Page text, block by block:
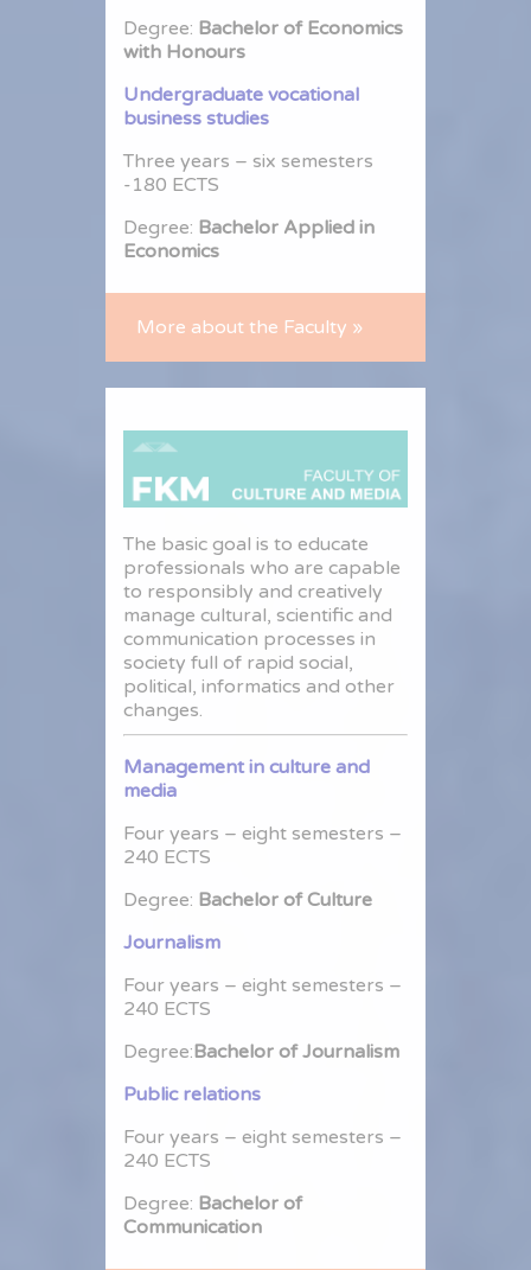
Degree: Bachelor of Economics
with Honours
Undergraduate vocational
business studies
Three years – six semesters
-180 ECTS
Degree: Bachelor Applied in
Economics
More about the Faculty »
The basic goal is to educate
professionals who are capable
to responsibly and creatively
manage cultural, scientific and
communication processes in
society full of rapid social,
political, informatics and other
changes.
Management in culture and
media
Four years – eight semesters –
240 ECTS
Degree: Bachelor of Culture
Journalism
Four years – eight semesters –
240 ECTS
Degree:Bachelor of Journalism
Public relations
Four years – eight semesters –
240 ECTS
Degree: Bachelor of
Communication